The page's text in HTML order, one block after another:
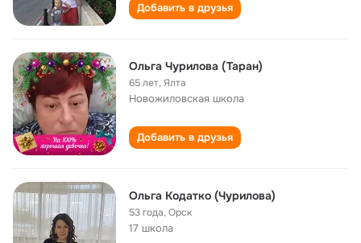
Добавить в друзья
Ольга Чурилова (Таран)
65 лет,Ялта
Новожиловская школа
Добавить в друзья
Ольга Кодатко (Чурилова)
53 года,Орск
17 школа